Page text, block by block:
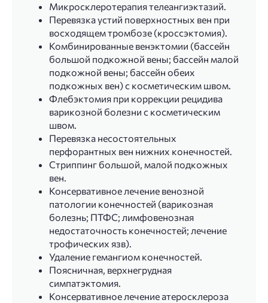
Микросклеротерапия телеангиэктазий.
Перевязка устий поверхностных вен при
восходящем тромбозе (кроссэктомия).
Комбинированные венэктомии (бассейн
большой подкожной вены; бассейн малой
подкожной вены; бассейн обеих
подкожных вен) с косметическим швом.
Флебэктомия при коррекции рецидива
варикозной болезни с косметическим
швом.
Перевязка несостоятельных
перфорантных вен нижних конечностей.
Стриппинг большой, малой подкожных
вен.
Консервативное лечение венозной
патологии конечностей (варикозная
болезнь; ПТФС; лимфовенозная
недостаточность конечностей; лечение
трофических язв).
Удаление гемангиом конечностей.
Поясничная, верхнегрудная
симпатэктомия.
Консервативное лечение атеросклероза